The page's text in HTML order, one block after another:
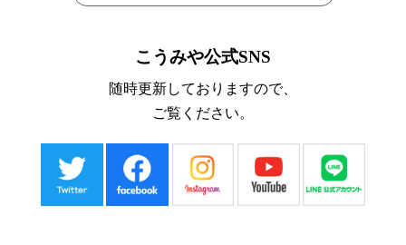
こうみや公式SNS
随時更新しておりますので、
ご覧ください。